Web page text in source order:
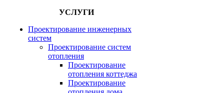
УСЛУГИ
Проектирование инженерных
систем
Проектирование систем
отопления
Проектирование
отопления коттеджа
Проектирование